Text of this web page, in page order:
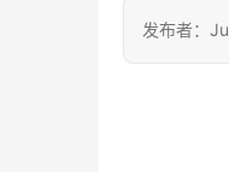
发布者：